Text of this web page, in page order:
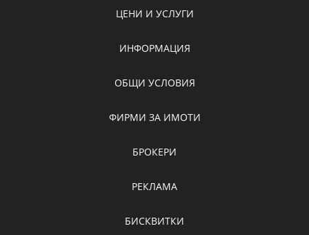
ЦЕНИ И УСЛУГИ
ИНФОРМАЦИЯ
ОБЩИ УСЛОВИЯ
ФИРМИ ЗА ИМОТИ
БРОКЕРИ
РЕКЛАМА
БИСКВИТКИ